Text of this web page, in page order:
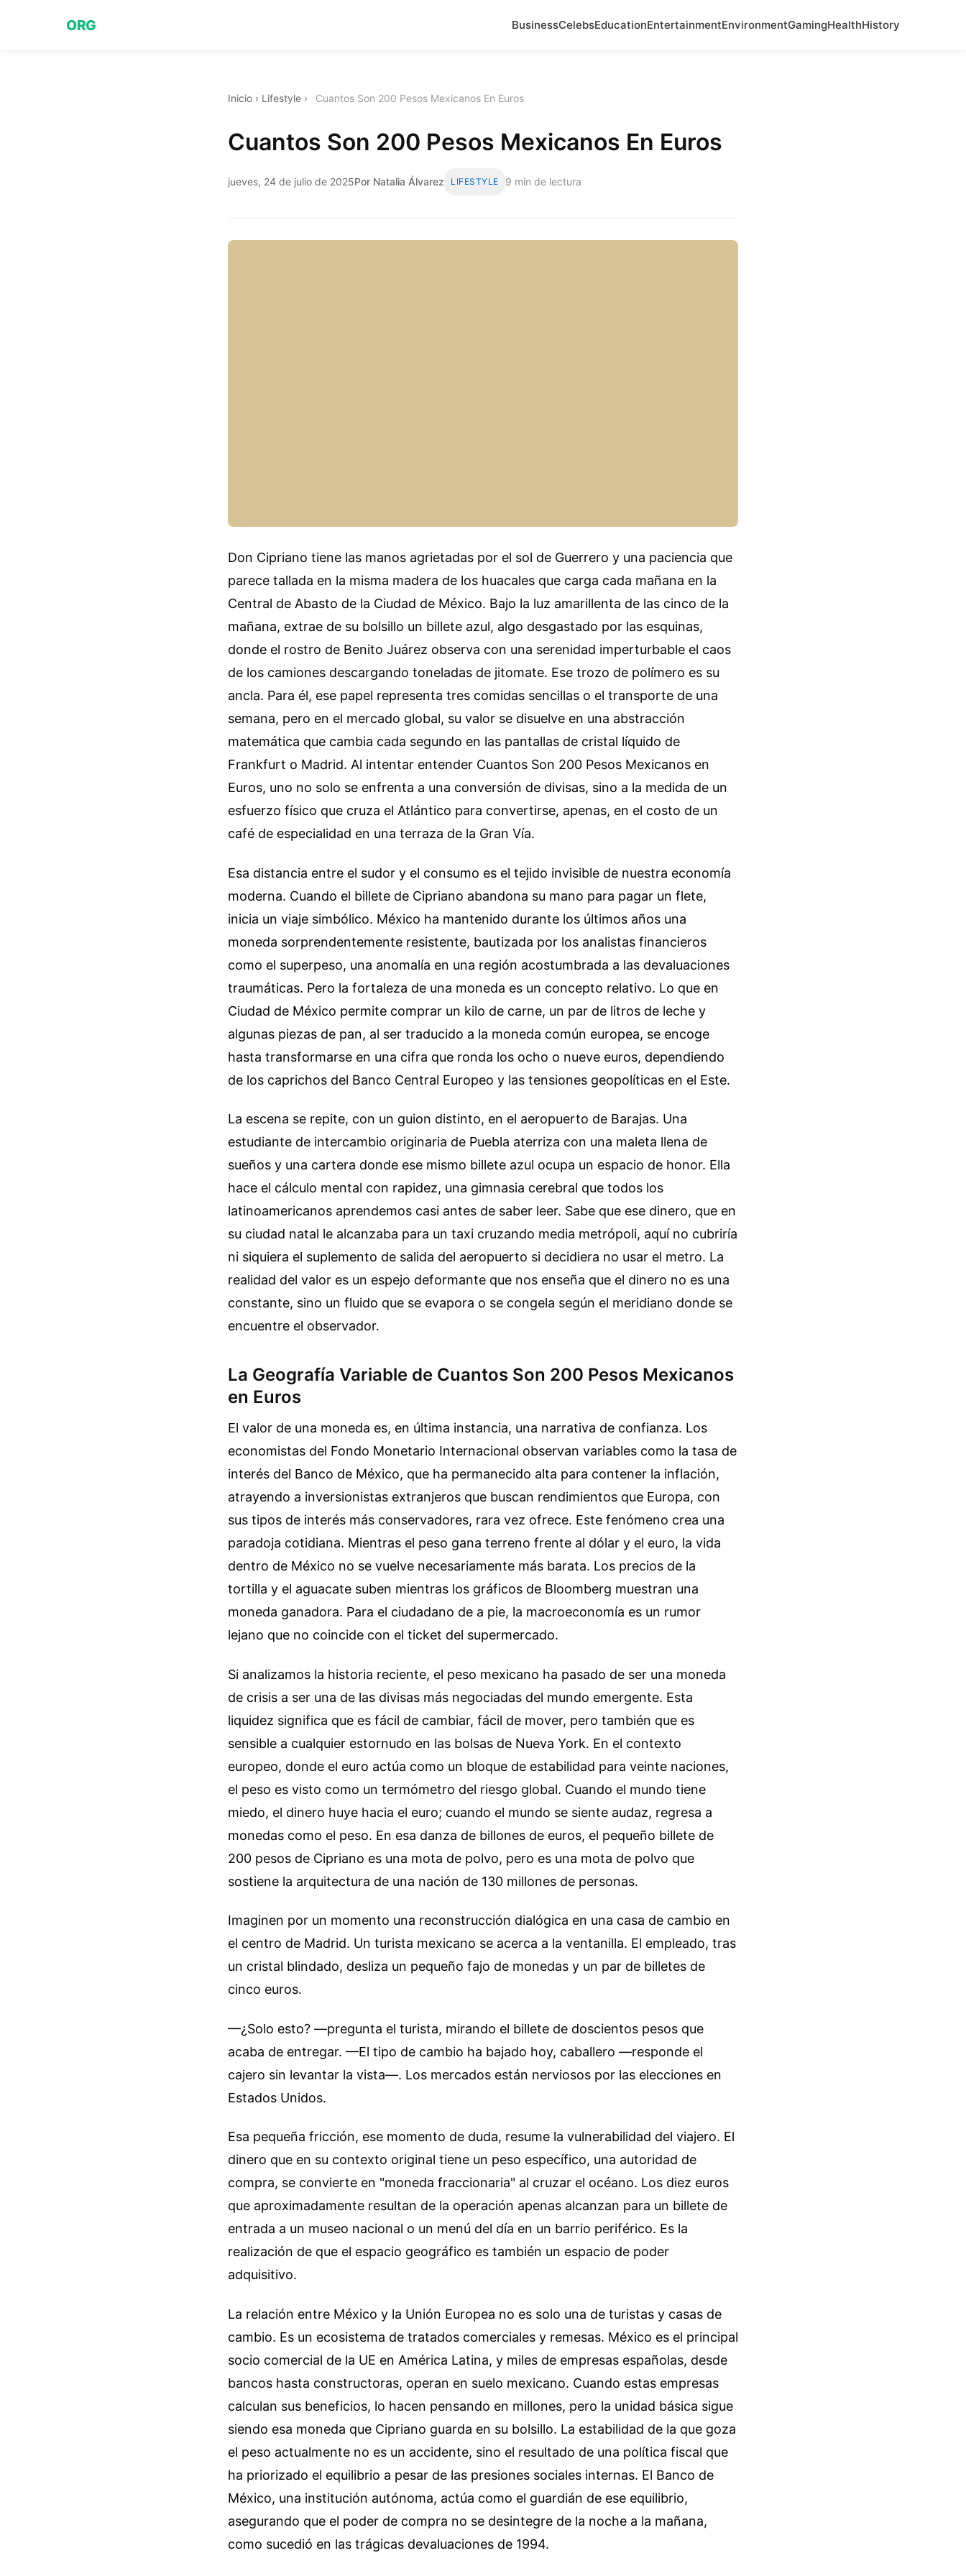
ORG BusinessCelebsEducationEntertainmentEnvironmentGamingHealthHistory
Inicio › Lifestyle › Cuantos Son 200 Pesos Mexicanos En Euros
Cuantos Son 200 Pesos Mexicanos En Euros
jueves, 24 de julio de 2025Por Natalia Álvarez LIFESTYLE 9 min de lectura
Don Cipriano tiene las manos agrietadas por el sol de Guerrero y una paciencia que
parece tallada en la misma madera de los huacales que carga cada mañana en la
Central de Abasto de la Ciudad de México. Bajo la luz amarillenta de las cinco de la
mañana, extrae de su bolsillo un billete azul, algo desgastado por las esquinas,
donde el rostro de Benito Juárez observa con una serenidad imperturbable el caos
de los camiones descargando toneladas de jitomate. Ese trozo de polímero es su
ancla. Para él, ese papel representa tres comidas sencillas o el transporte de una
semana, pero en el mercado global, su valor se disuelve en una abstracción
matemática que cambia cada segundo en las pantallas de cristal líquido de
Frankfurt o Madrid. Al intentar entender Cuantos Son 200 Pesos Mexicanos en
Euros, uno no solo se enfrenta a una conversión de divisas, sino a la medida de un
esfuerzo físico que cruza el Atlántico para convertirse, apenas, en el costo de un
café de especialidad en una terraza de la Gran Vía.
Esa distancia entre el sudor y el consumo es el tejido invisible de nuestra economía
moderna. Cuando el billete de Cipriano abandona su mano para pagar un flete,
inicia un viaje simbólico. México ha mantenido durante los últimos años una
moneda sorprendentemente resistente, bautizada por los analistas financieros
como el superpeso, una anomalía en una región acostumbrada a las devaluaciones
traumáticas. Pero la fortaleza de una moneda es un concepto relativo. Lo que en
Ciudad de México permite comprar un kilo de carne, un par de litros de leche y
algunas piezas de pan, al ser traducido a la moneda común europea, se encoge
hasta transformarse en una cifra que ronda los ocho o nueve euros, dependiendo
de los caprichos del Banco Central Europeo y las tensiones geopolíticas en el Este.
La escena se repite, con un guion distinto, en el aeropuerto de Barajas. Una
estudiante de intercambio originaria de Puebla aterriza con una maleta llena de
sueños y una cartera donde ese mismo billete azul ocupa un espacio de honor. Ella
hace el cálculo mental con rapidez, una gimnasia cerebral que todos los
latinoamericanos aprendemos casi antes de saber leer. Sabe que ese dinero, que en
su ciudad natal le alcanzaba para un taxi cruzando media metrópoli, aquí no cubriría
ni siquiera el suplemento de salida del aeropuerto si decidiera no usar el metro. La
realidad del valor es un espejo deformante que nos enseña que el dinero no es una
constante, sino un fluido que se evapora o se congela según el meridiano donde se
encuentre el observador.
La Geografía Variable de Cuantos Son 200 Pesos Mexicanos
en Euros
El valor de una moneda es, en última instancia, una narrativa de confianza. Los
economistas del Fondo Monetario Internacional observan variables como la tasa de
interés del Banco de México, que ha permanecido alta para contener la inflación,
atrayendo a inversionistas extranjeros que buscan rendimientos que Europa, con
sus tipos de interés más conservadores, rara vez ofrece. Este fenómeno crea una
paradoja cotidiana. Mientras el peso gana terreno frente al dólar y el euro, la vida
dentro de México no se vuelve necesariamente más barata. Los precios de la
tortilla y el aguacate suben mientras los gráficos de Bloomberg muestran una
moneda ganadora. Para el ciudadano de a pie, la macroeconomía es un rumor
lejano que no coincide con el ticket del supermercado.
Si analizamos la historia reciente, el peso mexicano ha pasado de ser una moneda
de crisis a ser una de las divisas más negociadas del mundo emergente. Esta
liquidez significa que es fácil de cambiar, fácil de mover, pero también que es
sensible a cualquier estornudo en las bolsas de Nueva York. En el contexto
europeo, donde el euro actúa como un bloque de estabilidad para veinte naciones,
el peso es visto como un termómetro del riesgo global. Cuando el mundo tiene
miedo, el dinero huye hacia el euro; cuando el mundo se siente audaz, regresa a
monedas como el peso. En esa danza de billones de euros, el pequeño billete de
200 pesos de Cipriano es una mota de polvo, pero es una mota de polvo que
sostiene la arquitectura de una nación de 130 millones de personas.
Imaginen por un momento una reconstrucción dialógica en una casa de cambio en
el centro de Madrid. Un turista mexicano se acerca a la ventanilla. El empleado, tras
un cristal blindado, desliza un pequeño fajo de monedas y un par de billetes de
cinco euros.
—¿Solo esto? —pregunta el turista, mirando el billete de doscientos pesos que
acaba de entregar. —El tipo de cambio ha bajado hoy, caballero —responde el
cajero sin levantar la vista—. Los mercados están nerviosos por las elecciones en
Estados Unidos.
Esa pequeña fricción, ese momento de duda, resume la vulnerabilidad del viajero. El
dinero que en su contexto original tiene un peso específico, una autoridad de
compra, se convierte en "moneda fraccionaria" al cruzar el océano. Los diez euros
que aproximadamente resultan de la operación apenas alcanzan para un billete de
entrada a un museo nacional o un menú del día en un barrio periférico. Es la
realización de que el espacio geográfico es también un espacio de poder
adquisitivo.
La relación entre México y la Unión Europea no es solo una de turistas y casas de
cambio. Es un ecosistema de tratados comerciales y remesas. México es el principal
socio comercial de la UE en América Latina, y miles de empresas españolas, desde
bancos hasta constructoras, operan en suelo mexicano. Cuando estas empresas
calculan sus beneficios, lo hacen pensando en millones, pero la unidad básica sigue
siendo esa moneda que Cipriano guarda en su bolsillo. La estabilidad de la que goza
el peso actualmente no es un accidente, sino el resultado de una política fiscal que
ha priorizado el equilibrio a pesar de las presiones sociales internas. El Banco de
México, una institución autónoma, actúa como el guardián de ese equilibrio,
asegurando que el poder de compra no se desintegre de la noche a la mañana,
como sucedió en las trágicas devaluaciones de 1994.